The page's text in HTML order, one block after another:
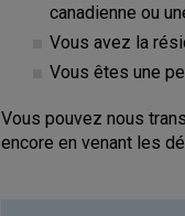
canadienne ou
Vous avez la
Vous êtes une
Vous pouvez nous
encore en venant les